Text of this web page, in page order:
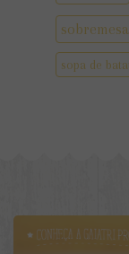
sopa de